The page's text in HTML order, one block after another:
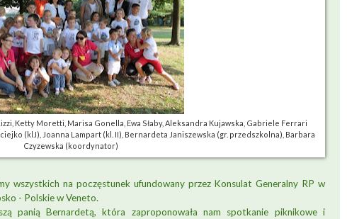
Ketty Moretti, Marisa Gonella, Ewa Słaby, Aleksandra Kujawska, Gabriele Ferrari
(kl.I), Joanna Lampart (kl. II), Bernardeta Janiszewska (gr. przedszkolna), Barbara
Czyzewska (koordynator)
wszystkich na poczęstunek ufundowany przez Konsulat Generalny RP w
- Polskie w Veneto.
panią Bernardetą, która zaproponowała nam spotkanie piknikowe i